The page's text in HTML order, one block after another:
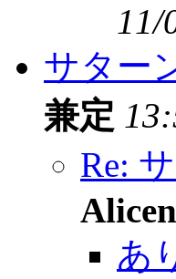
11/
サター
兼定
Re:
あ